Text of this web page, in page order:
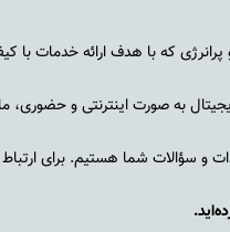
که با هدف ارائه خدمات
به صورت اینترنتی و حضوری، ما
و سؤالات شما هستیم. برای